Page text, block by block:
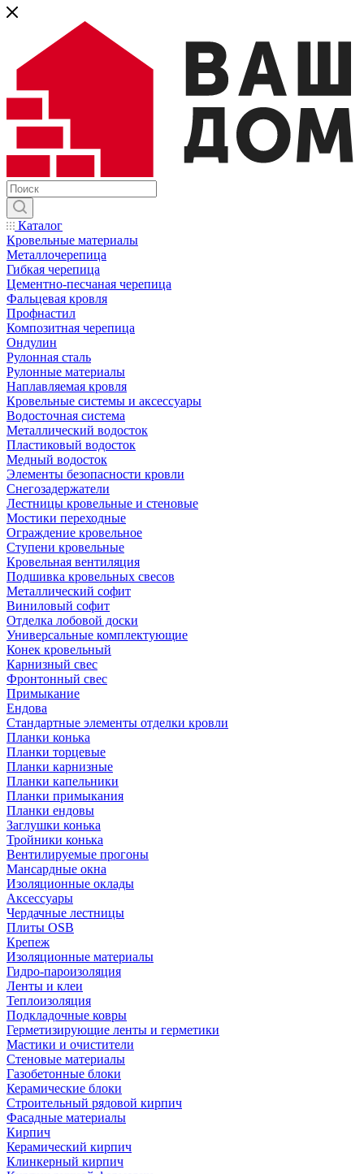
Каталог
Кровельные материалы
Металлочерепица
Гибкая черепица
Цементно-песчаная черепица
Фальцевая кровля
Профнастил
Композитная черепица
Ондулин
Рулонная сталь
Рулонные материалы
Наплавляемая кровля
Кровельные системы и аксессуары
Водосточная система
Металлический водосток
Пластиковый водосток
Медный водосток
Элементы безопасности кровли
Снегозадержатели
Лестницы кровельные и стеновые
Мостики переходные
Ограждение кровельное
Ступени кровельные
Кровельная вентиляция
Подшивка кровельных свесов
Металлический софит
Виниловый софит
Отделка лобовой доски
Универсальные комплектующие
Конек кровельный
Карнизный свес
Фронтонный свес
Примыкание
Ендова
Стандартные элементы отделки кровли
Планки конька
Планки торцевые
Планки карнизные
Планки капельники
Планки примыкания
Планки ендовы
Заглушки конька
Тройники конька
Вентилируемые прогоны
Мансардные окна
Изоляционные оклады
Аксессуары
Чердачные лестницы
Плиты OSB
Крепеж
Изоляционные материалы
Гидро-пароизоляция
Ленты и клеи
Теплоизоляция
Подкладочные ковры
Герметизирующие ленты и герметики
Мастики и очистители
Стеновые материалы
Газобетонные блоки
Керамические блоки
Строительный рядовой кирпич
Фасадные материалы
Кирпич
Керамический кирпич
Клинкерный кирпич